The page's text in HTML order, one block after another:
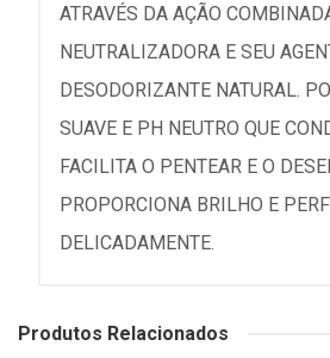
ATRAVÉS DA AÇÃO
NEUTRALIZADORA E SEU
DESODORIZANTE NATURAL.
SUAVE E PH NEUTRO QUE
FACILITA O PENTEAR E O
PROPORCIONA BRILHO E
DELICADAMENTE.
Produtos Relacionados